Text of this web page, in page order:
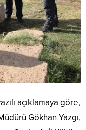
açıklamaya göre,
Gökhan Yazgı,